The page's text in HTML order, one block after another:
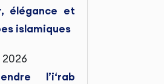
élégance et
islamiques
l’i‘rab